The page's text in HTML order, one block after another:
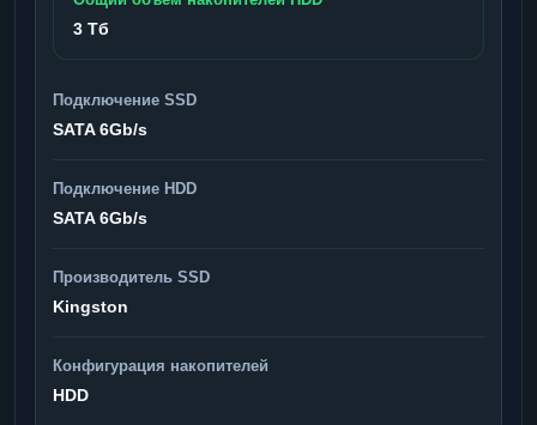
3 Тб
Подключение SSD
SATA 6Gb/s
Подключение HDD
SATA 6Gb/s
Производитель SSD
Kingston
Конфигурация накопителей
HDD